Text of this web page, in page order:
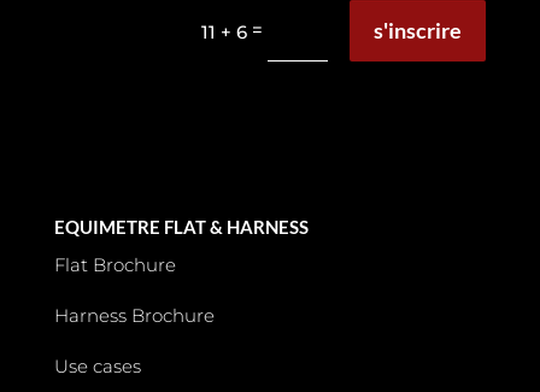
11 + 6 = s'inscrire
EQUIMETRE FLAT & HARNESS
Flat Brochure
Harness Brochure
Use cases